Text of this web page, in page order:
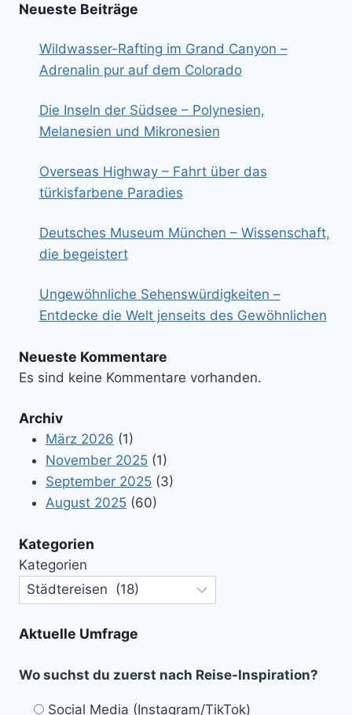
Neueste Beiträge
Wildwasser-Rafting im Grand Canyon –
Adrenalin pur auf dem Colorado
Die Inseln der Südsee – Polynesien,
Melanesien und Mikronesien
Overseas Highway – Fahrt über das
türkisfarbene Paradies
Deutsches Museum München – Wissenschaft,
die begeistert
Ungewöhnliche Sehenswürdigkeiten –
Entdecke die Welt jenseits des Gewöhnlichen
Neueste Kommentare
Es sind keine Kommentare vorhanden.
Archiv
März 2026 (1)
November 2025 (1)
September 2025 (3)
August 2025 (60)
Kategorien
Kategorien
Aktuelle Umfrage
Wo suchst du zuerst nach Reise-Inspiration?
Social Media (Instagram/TikTok)